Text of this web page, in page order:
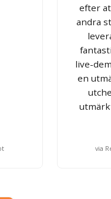
efter
andra
live-
en
via